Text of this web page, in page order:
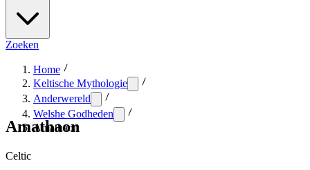
Zoeken
Home
Keltische Mythologie
Anderwereld
Welshe Godheden
Amathaon
Amathaon
Celtic